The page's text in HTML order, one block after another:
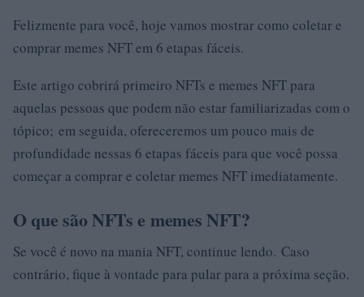
Felizmente para você, hoje vamos mostrar como coletar e
comprar memes NFT em 6 etapas fáceis.
Este artigo cobrirá primeiro NFTs e memes NFT para
aquelas pessoas que podem não estar familiarizadas com o
tópico; em seguida, ofereceremos um pouco mais de
profundidade nessas 6 etapas fáceis para que você possa
começar a comprar e coletar memes NFT imediatamente.
O que são NFTs e memes NFT?
Se você é novo na mania NFT, continue lendo. Caso
contrário, fique à vontade para pular para a próxima seção.